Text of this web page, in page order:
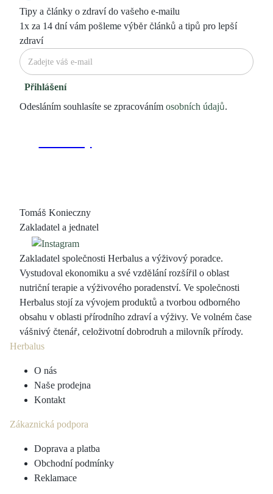
Tipy a články o zdraví do vašeho e-mailu
1x za 14 dní vám pošleme výběr článků a tipů pro lepší
zdraví
Přihlášení
Odesláním souhlasíte se zpracováním osobních údajů.
Tomáš Konieczny
Zakladatel a jednatel
Zakladatel společnosti Herbalus a výživový poradce.
Vystudoval ekonomiku a své vzdělání rozšířil o oblast
nutriční terapie a výživového poradenství. Ve společnosti
Herbalus stojí za vývojem produktů a tvorbou odborného
obsahu v oblasti přírodního zdraví a výživy. Ve volném čase
vášnivý čtenář, celoživotní dobrodruh a milovník přírody.
Herbalus
O nás
Naše prodejna
Kontakt
Zákaznická podpora
Doprava a platba
Obchodní podmínky
Reklamace